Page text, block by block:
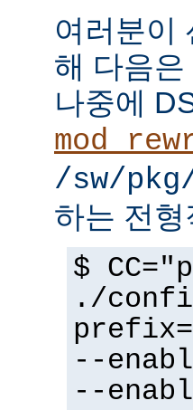
여러분이
해 다음
나중에
/sw/
하는 전
$
./
--
--